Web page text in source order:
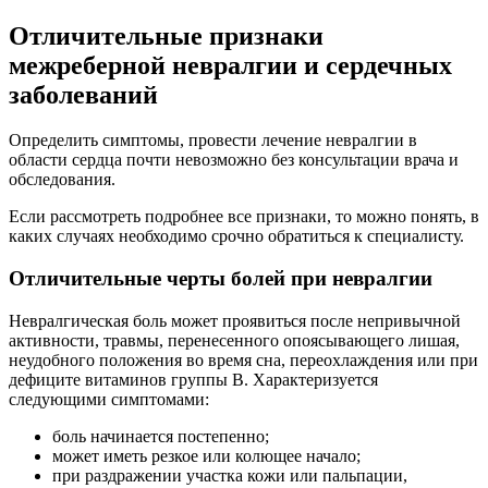
Отличительные признаки
межреберной невралгии и сердечных
заболеваний
Определить симптомы, провести лечение невралгии в
области сердца почти невозможно без консультации врача и
обследования.
Если рассмотреть подробнее все признаки, то можно понять, в
каких случаях необходимо срочно обратиться к специалисту.
Отличительные черты болей при невралгии
Невралгическая боль может проявиться после непривычной
активности, травмы, перенесенного опоясывающего лишая,
неудобного положения во время сна, переохлаждения или при
дефиците витаминов группы В. Характеризуется
следующими симптомами:
боль начинается постепенно;
может иметь резкое или колющее начало;
при раздражении участка кожи или пальпации,